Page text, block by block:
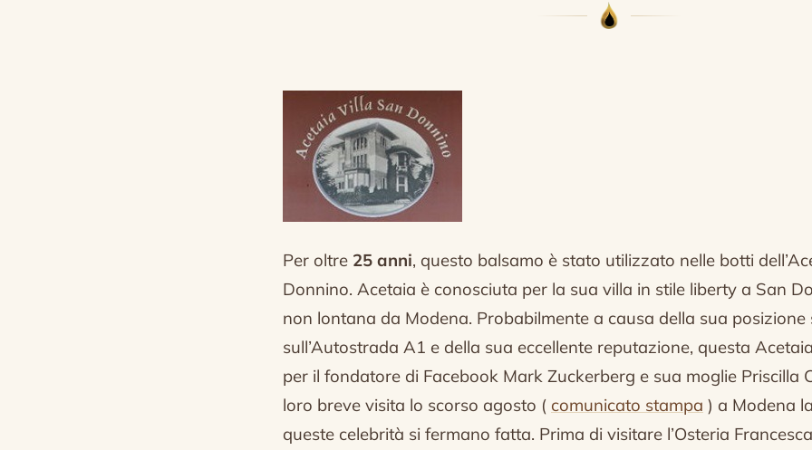
Per oltre 25 anni, questo balsamo è stato utilizzato nelle botti
Donnino. Acetaia è conosciuta per la sua villa in stile liberty a San
non lontana da Modena. Probabilmente a causa della sua posizione
sull’Autostrada A1 e della sua eccellente reputazione, questa
per il fondatore di Facebook Mark Zuckerberg e sua moglie Priscilla
loro breve visita lo scorso agosto ( comunicato stampa ) a Modena
queste celebrità si fermano fatta. Prima di visitare l’Osteria